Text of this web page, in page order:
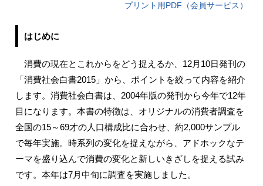
プリント用PDF（会員サービス）
はじめに
消費の現在とこれからをどう捉えるか、12月10日発刊の
「消費社会白書2015」から、ポイントを絞って内容を紹介
します。消費社会白書は、2004年版の発刊から今年で12年
目になります。本書の特徴は、オリジナルの消費者調査を
全国の15～69才の人口構成比に合わせ、約2,000サンプル
で毎年実施。時系列の変化を捉えながら、アドホックなテ
ーマを盛り込んで消費の変化と新しいきざしを捉える試み
です。本年は7月中旬に調査を実施しました。